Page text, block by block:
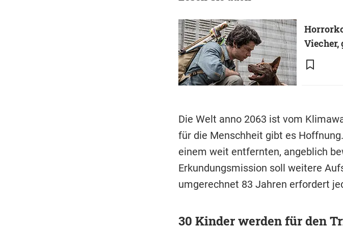
Viecher,
Die Welt anno 2063 ist vom
für die Menschheit gibt es
einem weit entfernten, angeblich
Erkundungsmission soll weitere
umgerechnet 83 Jahren erfordert
30 Kinder werden für den